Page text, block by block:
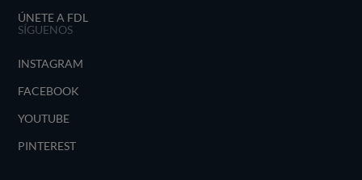
ÚNETE A FDL
SÍGUENOS
INSTAGRAM
FACEBOOK
YOUTUBE
PINTEREST